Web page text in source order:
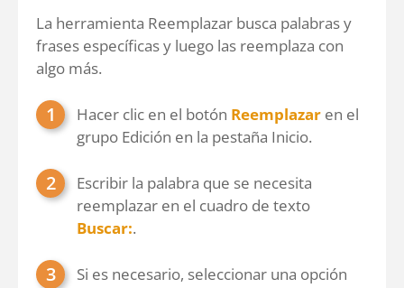
La herramienta Reemplazar busca palabras y
frases específicas y luego las reemplaza con
algo más.
Hacer clic en el botón Reemplazar en el
grupo Edición en la pestaña Inicio.
Escribir la palabra que se necesita
reemplazar en el cuadro de texto
Buscar:.
Si es necesario, seleccionar una opción